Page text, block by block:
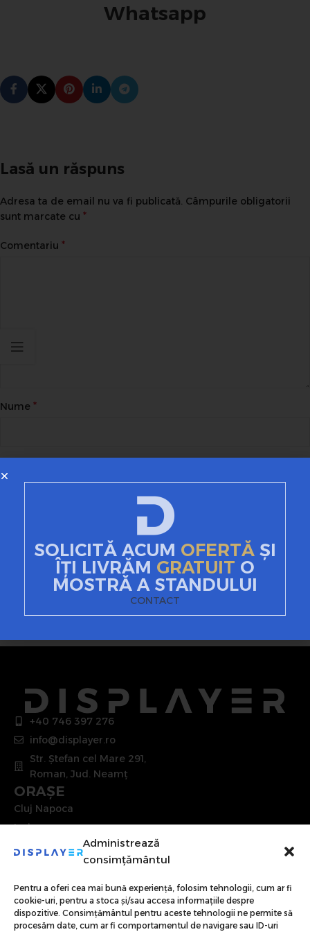
Administrează
consimțământul
Pentru a oferi cea mai bună experiență, folosim tehnologii, cum ar fi
cookie-uri, pentru a stoca și/sau accesa informațiile despre
dispozitive. Consimțământul pentru aceste tehnologii ne permite să
procesăm date, cum ar fi comportamentul de navigare sau ID-uri
Whatsapp
Lasă un răspuns
Adresa ta de email nu va fi publicată. Câmpurile obligatorii
sunt marcate cu *
Comentariu *
Nume *
Salvează-mi numele, emailul și site-ul web în acest
navigator pentru data viitoare când o să comentez.
+40 746 397 276
info@displayer.ro
Str. Ștefan cel Mare 291,
Roman, Jud. Neamț
ORAȘE
Cluj Napoca
Iași
Brașov
UTILE
Acasă
Standuri din carton
SOLICITĂ ACUM OFERTĂ ȘI
ÎȚI LIVRĂM GRATUIT O
MOSTRĂ A STANDULUI
CONTACT